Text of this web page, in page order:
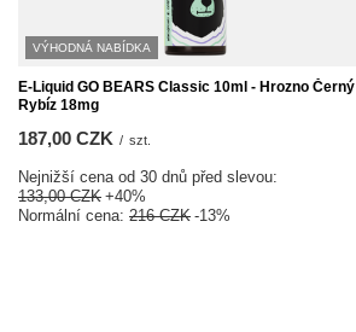
VÝHODNÁ NABÍDKA
E-Liquid GO BEARS Classic 10ml - Hrozno Černý
Rybíz 18mg
187,00 CZK / szt.
Nejnižší cena od 30 dnů před slevou:
133,00 CZK +40%
Normální cena: 216 CZK -13%